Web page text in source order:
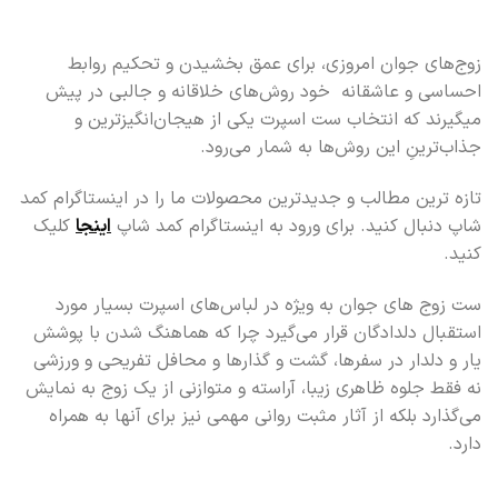
زوج‌های جوان امروزی، برای عمق بخشیدن و تحکیم روابط
احساسی و عاشقانه خود روش‌های خلاقانه و جالبی در پیش
می‎گیرند که انتخاب ست اسپرت یکی از هیجان‌انگیزترین و
جذاب‌ترینِ این روش‌ها به شمار می‌رود.
تازه ترین مطالب و جدیدترین محصولات ما را در اینستاگرام کمد
شاپ دنبال کنید. برای ورود به اینستاگرام کمد شاپ اینجا کلیک
کنید.
ست زوج های جوان به ویژه در لباس‌های اسپرت بسیار مورد
استقبال دلدادگان قرار می‌گیرد چرا که هماهنگ شدن با پوشش
یار و دلدار در سفرها، گشت و گذارها و محافل تفریحی و ورزشی
نه فقط جلوه ظاهری زیبا، آراسته و متوازنی از یک زوج به نمایش
می‌گذارد بلکه از آثار مثبت روانی مهمی نیز برای آنها به همراه
دارد.